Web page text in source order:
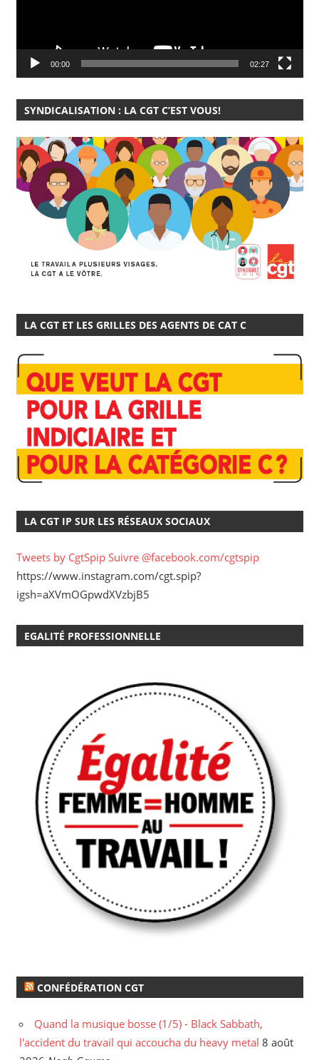
00:00 02:27
SYNDICALISATION : LA CGT C’EST VOUS!
LA CGT ET LES GRILLES DES AGENTS DE CAT C
LA CGT IP SUR LES RÉSEAUX SOCIAUX
Tweets by CgtSpip Suivre @facebook.com/cgtspip
https://www.instagram.com/cgt.spip?
igsh=aXVmOGpwdXVzbjB5
EGALITÉ PROFESSIONNELLE
CONFÉDÉRATION CGT
Quand la musique bosse (1/5) - Black Sabbath,
l'accident du travail qui accoucha du heavy metal 8 août